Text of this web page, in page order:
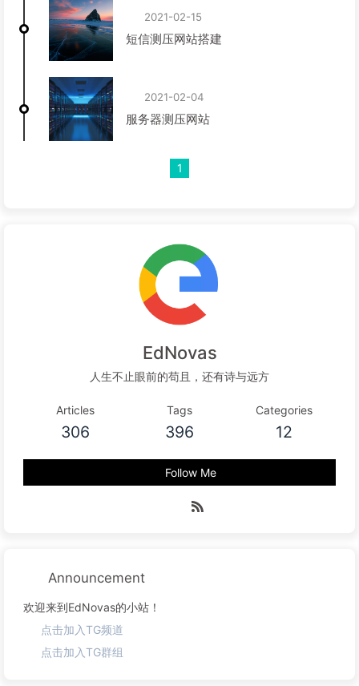
2021-02-15
短信测压网站搭建
2021-02-04
服务器测压网站
1
EdNovas
人生不止眼前的苟且，还有诗与远方
Articles
306
Tags
396
Categories
12
Follow Me
Announcement
欢迎来到EdNovas的小站！
点击加入TG频道
点击加入TG群组